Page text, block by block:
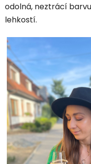
odolná, neztrácí
lehkostí.